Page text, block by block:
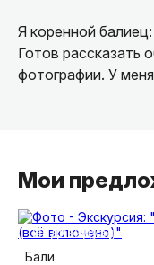
Я коренной
Готов рассказать
фотографии. У
Мои
индивидуальная
Бали